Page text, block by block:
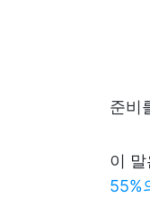
준비
이
55%